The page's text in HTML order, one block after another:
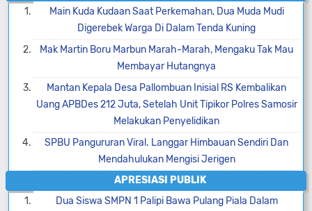
Main Kuda Kudaan Saat Perkemahan, Dua Muda Mudi
Digerebek Warga Di Dalam Tenda Kuning
Mak Martin Boru Marbun Marah-Marah, Mengaku Tak Mau
Membayar Hutangnya
Mantan Kepala Desa Pallombuan Inisial RS Kembalikan
Uang APBDes 212 Juta, Setelah Unit Tipikor Polres Samosir
Melakukan Penyelidikan
SPBU Pangururan Viral. Langgar Himbauan Sendiri Dan
Mendahulukan Mengisi Jerigen
APRESIASI PUBLIK
Dua Siswa SMPN 1 Palipi Bawa Pulang Piala Dalam